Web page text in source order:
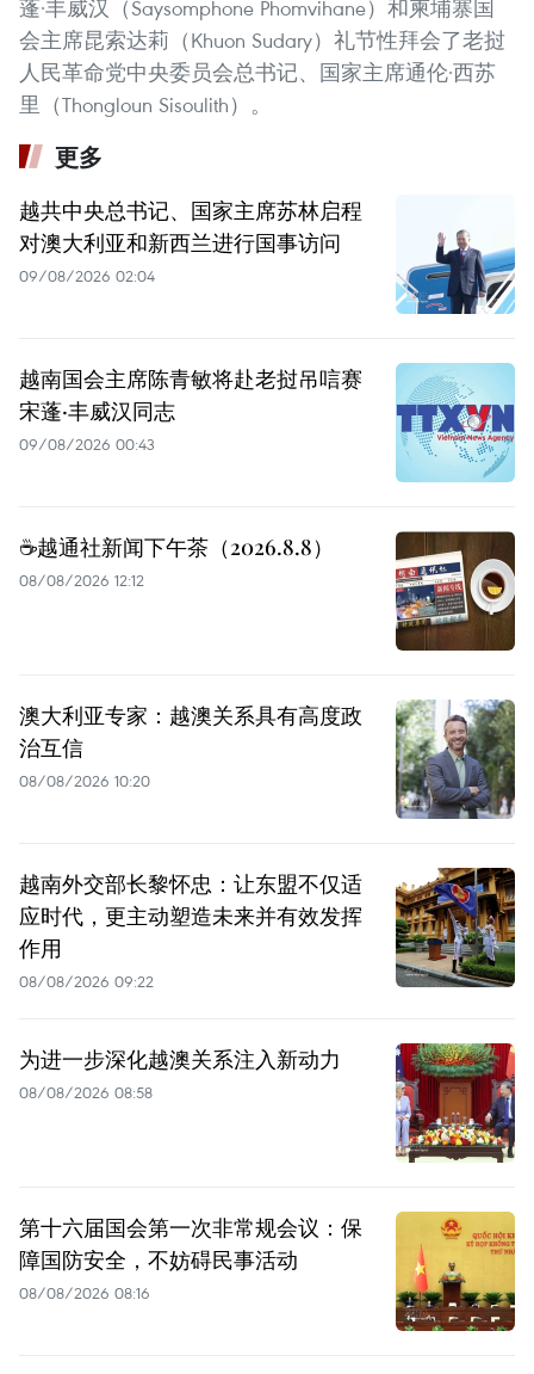
蓬·丰威汉（Saysomphone Phomvihane）和柬埔寨国
会主席昆索达莉（Khuon Sudary）礼节性拜会了老挝
人民革命党中央委员会总书记、国家主席通伦·西苏
里（Thongloun Sisoulith）。
更多
越共中央总书记、国家主席苏林启程
对澳大利亚和新西兰进行国事访问
09/08/2026 02:04
越南国会主席陈青敏将赴老挝吊唁赛
宋蓬·丰威汉同志
09/08/2026 00:43
☕️越通社新闻下午茶（2026.8.8）
08/08/2026 12:12
澳大利亚专家：越澳关系具有高度政
治互信
08/08/2026 10:20
越南外交部长黎怀忠：让东盟不仅适
应时代，更主动塑造未来并有效发挥
作用
08/08/2026 09:22
为进一步深化越澳关系注入新动力
08/08/2026 08:58
第十六届国会第一次非常规会议：保
障国防安全，不妨碍民事活动
08/08/2026 08:16